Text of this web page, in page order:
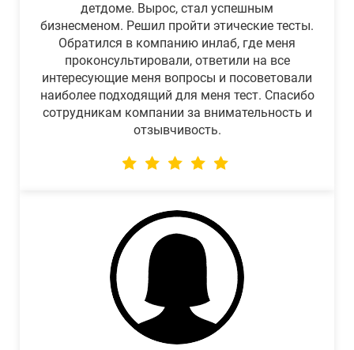
детдоме. Вырос, стал успешным
бизнесменом. Решил пройти этические тесты.
Обратился в компанию инлаб, где меня
проконсультировали, ответили на все
интересующие меня вопросы и посоветовали
наиболее подходящий для меня тест. Спасибо
сотрудникам компании за внимательность и
отзывчивость.